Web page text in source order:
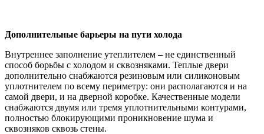
Дополнительные барьеры на пути холода
Внутреннее заполнение утеплителем – не единственный
способ борьбы с холодом и сквозняками. Теплые двери
дополнительно снабжаются резиновым или силиконовым
уплотнителем по всему периметру: они располагаются и на
самой двери, и на дверной коробке. Качественные модели
снабжаются двумя или тремя уплотнительными контурами,
полностью блокирующими проникновение шума и
сквозняков сквозь стены.